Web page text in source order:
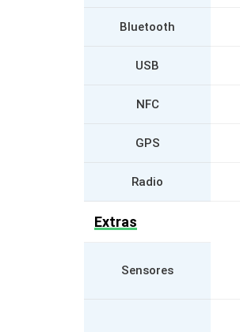
Bluetooth
USB
NFC
GPS
Radio
Extras
Sensores